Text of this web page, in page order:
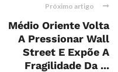
Próximo artigo
Médio Oriente Volta
A Pressionar Wall
Street E Expõe A
Fragilidade Da ...